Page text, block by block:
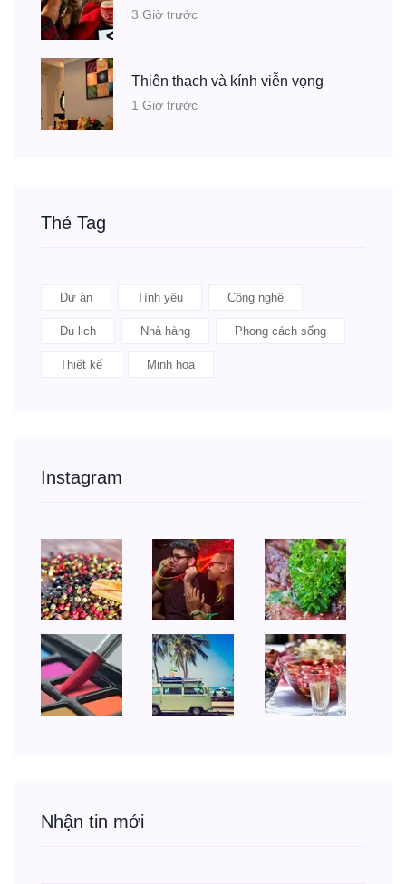
3 Giờ trước
Thiên thạch và kính viễn vọng
1 Giờ trước
Thẻ Tag
Dự án Tình yêu Công nghệ
Du lịch Nhà hàng Phong cách sống
Thiết kế Minh họa
Instagram
Nhận tin mới